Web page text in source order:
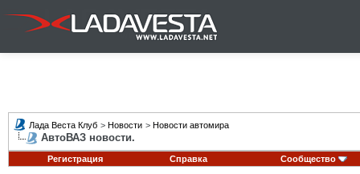
Лада Веста Клуб > Новости > Новости автомира
АвтоВАЗ новости.
Регистрация Справка Сообщество